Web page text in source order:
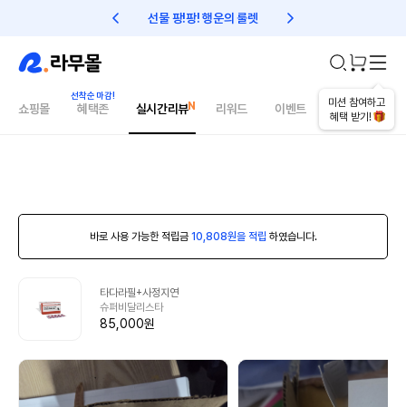
선물 팡!팡! 행운의 룰렛 친구초대 1만원 리워드!
미션 참여하고
혜택 받기!
쇼핑몰 혜택존 실시간리뷰 리워드 이벤트 건강매거진
바로 사용 가능한 적립금 10,808원을 적립 하였습니다.
타다라필+사정지연
슈퍼비달리스타
85,000원